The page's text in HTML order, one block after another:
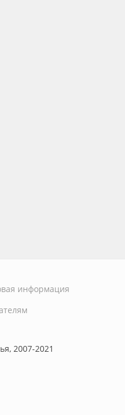
информация
2007-2021